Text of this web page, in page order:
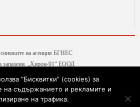
на агенция БГНЕС
запазени. „Хирон-91“ ЕООД
и мнения“ са авторски, на колумнистите на ИЖ.
“Бисквитки” (cookies) за
на съдържанието и рекламите и
на трафика.